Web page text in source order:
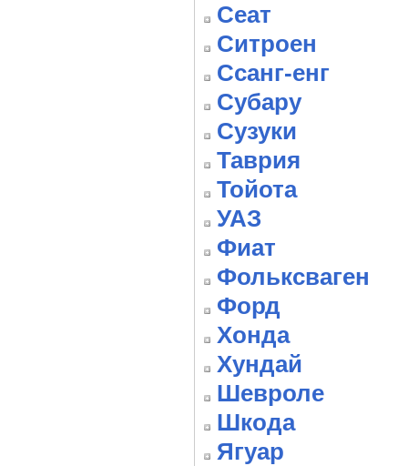
Сеат
Ситроен
Ссанг-енг
Субару
Сузуки
Таврия
Тойота
УАЗ
Фиат
Фольксваген
Форд
Хонда
Хундай
Шевроле
Шкода
Ягуар